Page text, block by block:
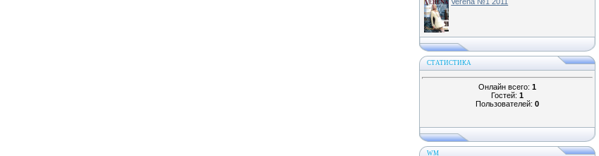
СТАТИСТИКА
Онлайн всего: 1
Гостей: 1
Пользователей: 0
WM